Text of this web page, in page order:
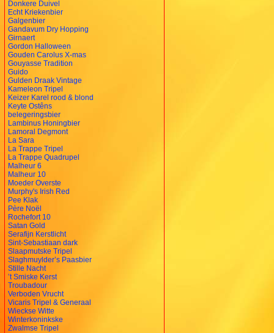
Donkere Duivel
Echt Kriekenbier
Galgenbier
Gandavum Dry Hopping
Girnaert
Gordon Halloween
Gouden Carolus X-mas
Gouyasse Tradition
Guido
Gulden Draak Vintage
Kameleon Tripel
Keizer Karel rood & blond
Keyte Ostêns
belegeringsbier
Lambinus Honingbier
Lamoral Degmont
La Sara
La Trappe Tripel
La Trappe Quadrupel
Malheur 6
Malheur 10
Moeder Overste
Murphy's Irish Red
Pee Klak
Père Noël
Rochefort 10
Satan Gold
Serafijn Kerstlicht
Sint-Sebastiaan dark
Slaapmutske Tripel
Slaghmuylder’s Paasbier
Stille Nacht
’t Smiske Kerst
Troubadour
Verboden Vrucht
Vicaris Tripel & Generaal
Wieckse Witte
Winterkoninkske
Zwalmse Tripel